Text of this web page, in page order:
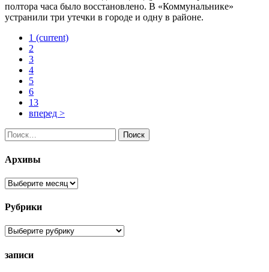
полтора часа было восстановлено. В «Коммунальнике»
устранили три утечки в городе и одну в районе.
1 (current)
2
3
4
5
6
13
вперед >
Найти:
Архивы
Архивы
Рубрики
Рубрики
записи